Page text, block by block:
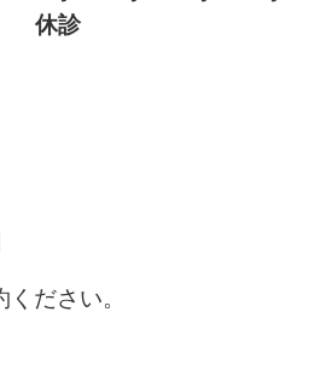
休診
ださい。